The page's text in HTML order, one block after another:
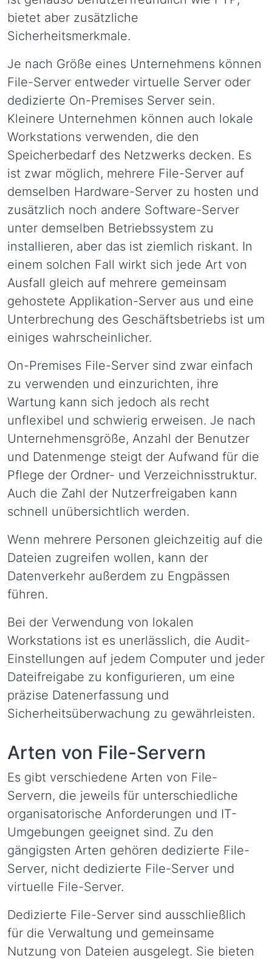
bietet aber zusätzliche
Sicherheitsmerkmale.
Je nach Größe eines Unternehmens können
File-Server entweder virtuelle Server oder
dedizierte On-Premises Server sein.
Kleinere Unternehmen können auch lokale
Workstations verwenden, die den
Speicherbedarf des Netzwerks decken. Es
ist zwar möglich, mehrere File-Server auf
demselben Hardware-Server zu hosten und
zusätzlich noch andere Software-Server
unter demselben Betriebssystem zu
installieren, aber das ist ziemlich riskant. In
einem solchen Fall wirkt sich jede Art von
Ausfall gleich auf mehrere gemeinsam
gehostete Applikation-Server aus und eine
Unterbrechung des Geschäftsbetriebs ist um
einiges wahrscheinlicher.
On-Premises File-Server sind zwar einfach
zu verwenden und einzurichten, ihre
Wartung kann sich jedoch als recht
unflexibel und schwierig erweisen. Je nach
Unternehmensgröße, Anzahl der Benutzer
und Datenmenge steigt der Aufwand für die
Pflege der Ordner- und Verzeichnisstruktur.
Auch die Zahl der Nutzerfreigaben kann
schnell unübersichtlich werden.
Wenn mehrere Personen gleichzeitig auf die
Dateien zugreifen wollen, kann der
Datenverkehr außerdem zu Engpässen
führen.
Bei der Verwendung von lokalen
Workstations ist es unerlässlich, die Audit-
Einstellungen auf jedem Computer und jeder
Dateifreigabe zu konfigurieren, um eine
präzise Datenerfassung und
Sicherheitsüberwachung zu gewährleisten.
Arten von File-Servern
Es gibt verschiedene Arten von File-
Servern, die jeweils für unterschiedliche
organisatorische Anforderungen und IT-
Umgebungen geeignet sind. Zu den
gängigsten Arten gehören dedizierte File-
Server, nicht dedizierte File-Server und
virtuelle File-Server.
Dedizierte File-Server sind ausschließlich
für die Verwaltung und gemeinsame
Nutzung von Dateien ausgelegt. Sie bieten